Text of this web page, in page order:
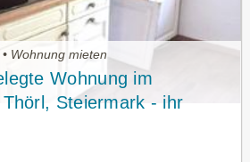
Wohnung mieten
Wohnung im
Steiermark - ihr